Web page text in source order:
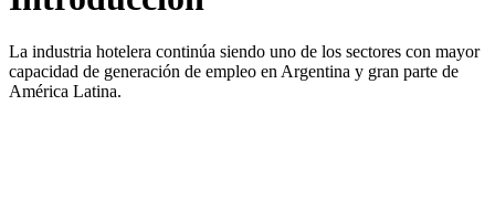
La industria hotelera continúa siendo uno de los sectores con mayor
capacidad de generación de empleo en Argentina y gran parte de
América Latina.